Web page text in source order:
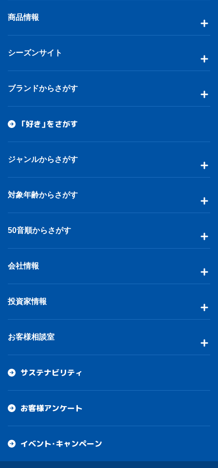
商品情報
シーズンサイト
ブランドからさがす
「好き」をさがす
ジャンルからさがす
対象年齢からさがす
50音順からさがす
会社情報
投資家情報
お客様相談室
サステナビリティ
お客様アンケート
イベント・キャンペーン